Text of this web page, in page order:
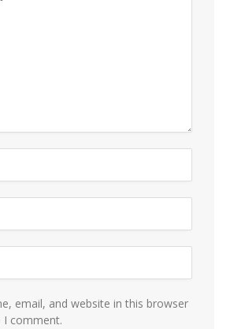
email, and website in this browser
comment.